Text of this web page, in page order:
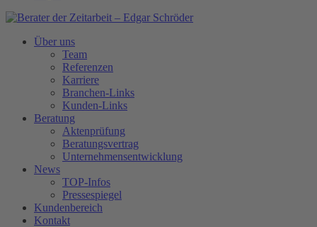
Über uns
Team
Referenzen
Karriere
Branchen-Links
Kunden-Links
Beratung
Aktenprüfung
Beratungsvertrag
Unternehmensentwicklung
News
TOP-Infos
Pressespiegel
Kundenbereich
Kontakt